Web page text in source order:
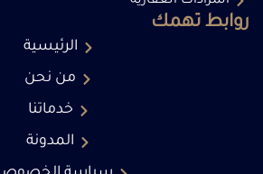
روابط تهمك
الرئيسية
من نحن
خدماتنا
المدونة